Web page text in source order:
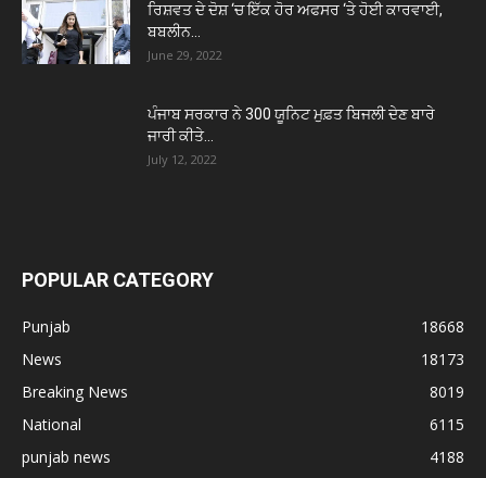
ਰਿਸ਼ਵਤ ਦੇ ਦੋਸ਼ ‘ਚ ਇੱਕ ਹੋਰ ਅਫਸਰ ‘ਤੇ ਹੋਈ ਕਾਰਵਾਈ,
ਬਬਲੀਨ...
June 29, 2022
ਪੰਜਾਬ ਸਰਕਾਰ ਨੇ 300 ਯੂਨਿਟ ਮੁਫ਼ਤ ਬਿਜਲੀ ਦੇਣ ਬਾਰੇ
ਜਾਰੀ ਕੀਤੇ...
July 12, 2022
POPULAR CATEGORY
Punjab
18668
News
18173
Breaking News
8019
National
6115
punjab news
4188